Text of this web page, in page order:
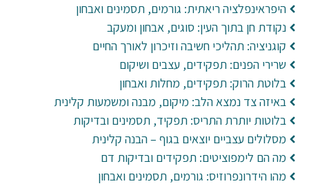
היפראינפלציה ריאתית: גורמים, תסמינים ואבחון
נקודת חן בתוך העין: סוגים, אבחון ומעקב
קוגניציה: תהליכי חשיבה וזיכרון לאורך החיים
שרירי הפנים: תפקידים, עצבים ושיקום
בלוטת הרוק: תפקידים, מחלות ואבחון
באיזה צד נמצא הלב: מיקום, מבנה ומשמעות קלינית
בלוטות יותרת התריס: תפקיד, תסמינים ובדיקות
מסלולים עצביים יוצאים בגוף – הבנה קלינית
מה הם לימפוציטים: תפקידים ובדיקות דם
מהו הידרונפרוזיס: גורמים, תסמינים ואבחון